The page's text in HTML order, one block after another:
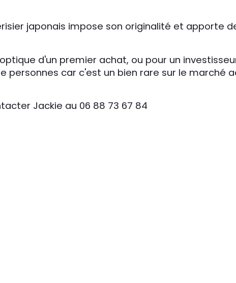
japonais impose son originalité et apporte
d'un premier achat, ou pour un
personnes car c'est un bien rare sur le marché
Jackie au 06 88 73 67 84